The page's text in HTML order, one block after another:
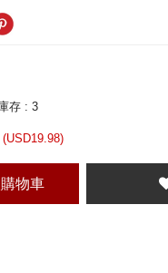
存 : 3
(USD19.98)
物車